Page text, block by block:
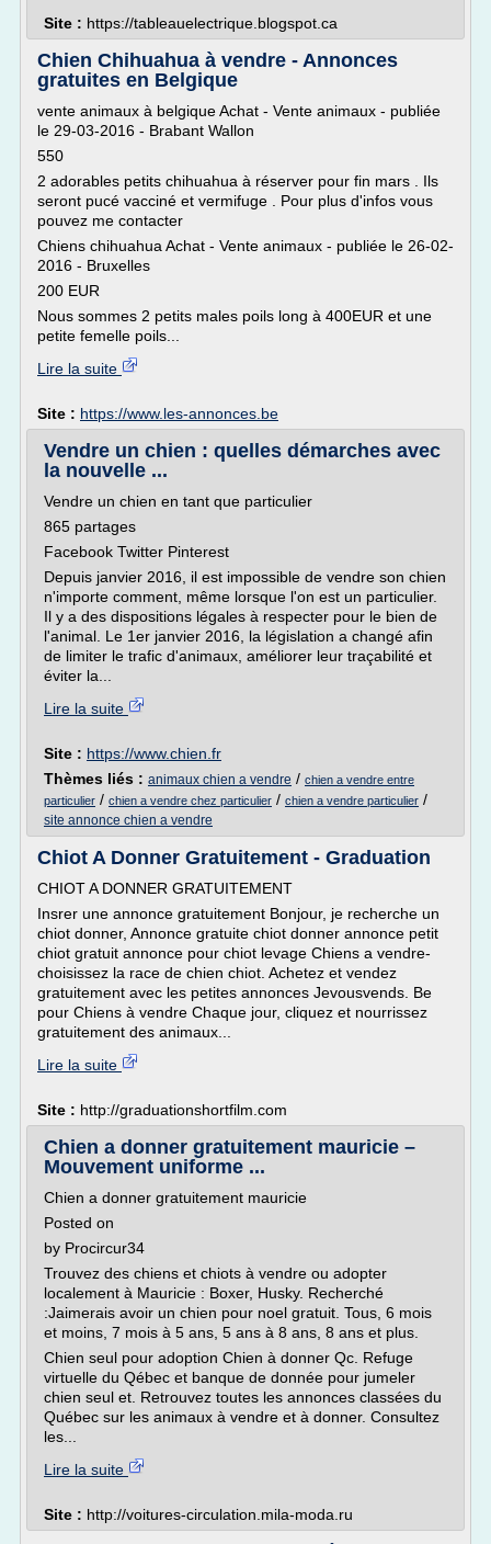
Site : https://tableauelectrique.blogspot.ca
Chien Chihuahua à vendre - Annonces
gratuites en Belgique
vente animaux à belgique Achat - Vente animaux - publiée
le 29-03-2016 - Brabant Wallon
550
2 adorables petits chihuahua à réserver pour fin mars . Ils
seront pucé vacciné et vermifuge . Pour plus d'infos vous
pouvez me contacter
Chiens chihuahua Achat - Vente animaux - publiée le 26-02-
2016 - Bruxelles
200 EUR
Nous sommes 2 petits males poils long à 400EUR et une
petite femelle poils...
Lire la suite
Site : https://www.les-annonces.be
Vendre un chien : quelles démarches avec
la nouvelle ...
Vendre un chien en tant que particulier
865 partages
Facebook Twitter Pinterest
Depuis janvier 2016, il est impossible de vendre son chien
n'importe comment, même lorsque l'on est un particulier.
Il y a des dispositions légales à respecter pour le bien de
l'animal. Le 1er janvier 2016, la législation a changé afin
de limiter le trafic d'animaux, améliorer leur traçabilité et
éviter la...
Lire la suite
Site : https://www.chien.fr
Thèmes liés : animaux chien a vendre / chien a vendre entre
particulier / chien a vendre chez particulier / chien a vendre particulier /
site annonce chien a vendre
Chiot A Donner Gratuitement - Graduation
CHIOT A DONNER GRATUITEMENT
Insrer une annonce gratuitement Bonjour, je recherche un
chiot donner, Annonce gratuite chiot donner annonce petit
chiot gratuit annonce pour chiot levage Chiens a vendre-
choisissez la race de chien chiot. Achetez et vendez
gratuitement avec les petites annonces Jevousvends. Be
pour Chiens à vendre Chaque jour, cliquez et nourrissez
gratuitement des animaux...
Lire la suite
Site : http://graduationshortfilm.com
Chien a donner gratuitement mauricie –
Mouvement uniforme ...
Chien a donner gratuitement mauricie
Posted on
by Procircur34
Trouvez des chiens et chiots à vendre ou adopter
localement à Mauricie : Boxer, Husky. Recherché
:Jaimerais avoir un chien pour noel gratuit. Tous, 6 mois
et moins, 7 mois à 5 ans, 5 ans à 8 ans, 8 ans et plus.
Chien seul pour adoption Chien à donner Qc. Refuge
virtuelle du Qébec et banque de donnée pour jumeler
chien seul et. Retrouvez toutes les annonces classées du
Québec sur les animaux à vendre et à donner. Consultez
les...
Lire la suite
Site : http://voitures-circulation.mila-moda.ru